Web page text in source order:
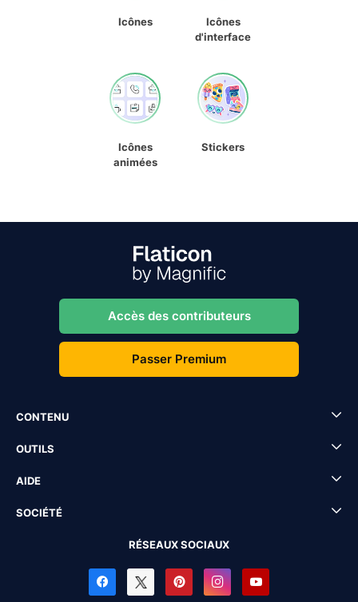
Icônes
Icônes
d'interface
Icônes
animées
Stickers
Accès des contributeurs
Passer Premium
CONTENU
OUTILS
AIDE
SOCIÉTÉ
RÉSEAUX SOCIAUX